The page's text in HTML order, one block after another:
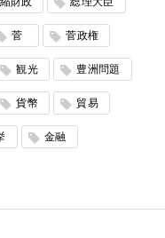
菅 菅政権
観光 豊洲問題
貨幣 貿易
金融